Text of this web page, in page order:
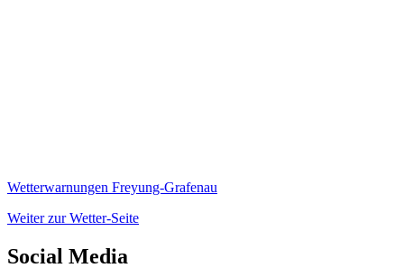
Wetterwarnungen Freyung-Grafenau
Weiter zur Wetter-Seite
Social Media